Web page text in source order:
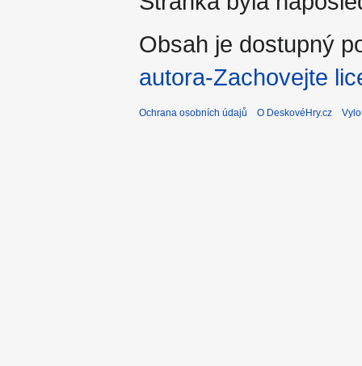
Obsah je dostupný
autora-Zachovejte
Ochrana osobních údajů O DeskovéHry.cz